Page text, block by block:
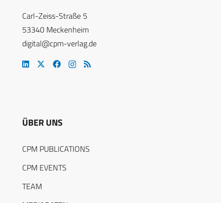
Carl-Zeiss-Straße 5
53340 Meckenheim
digital@cpm-verlag.de
ÜBER UNS
CPM PUBLICATIONS
CPM EVENTS
TEAM